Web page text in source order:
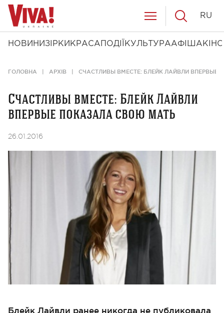
НОВИНИ ЗІРКИ КРАСА ПОДІЇ КУЛЬТУРААФІША КІНО
RU
ГОЛОВНА АРХІВ СЧАСТЛИВЫ ВМЕСТЕ: БЛЕЙК ЛАЙВЛИ ВПЕРВЫЕ
Счастливы вместе: Блейк Лайвли
впервые показала свою мать
26.01.2016
Блейк Лайвли ранее никогда не публиковала